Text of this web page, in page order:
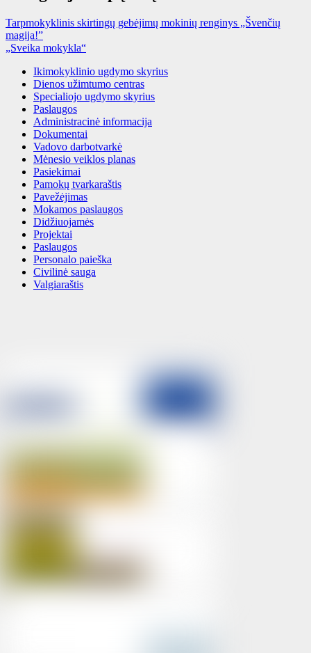
Tarpmokyklinis skirtingų gebėjimų mokinių renginys „Švenčių
magija!”
„Sveika mokykla“
Ikimokyklinio ugdymo skyrius
Dienos užimtumo centras
Specialiojo ugdymo skyrius
Paslaugos
Administracinė informacija
Dokumentai
Vadovo darbotvarkė
Mėnesio veiklos planas
Pasiekimai
Pamokų tvarkaraštis
Pavežėjimas
Mokamos paslaugos
Didžiuojamės
Projektai
Paslaugos
Personalo paieška
Civilinė sauga
Valgiaraštis